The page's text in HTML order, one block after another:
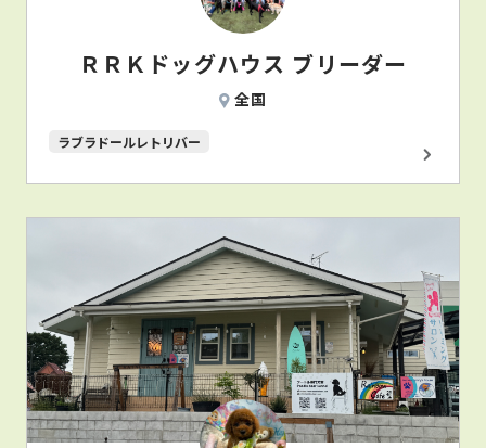
ＲＲＫドッグハウス ブリーダー
全国
ラブラドールレトリバー